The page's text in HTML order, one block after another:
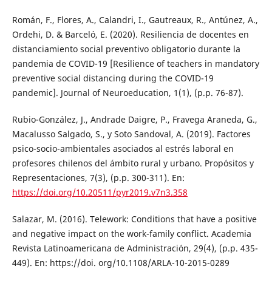
Román, F., Flores, A., Calandri, I., Gautreaux, R., Antúnez, A.,
Ordehi, D. & Barceló, E. (2020). Resiliencia de docentes en
distanciamiento social preventivo obligatorio durante la
pandemia de COVID-19 [Resilience of teachers in mandatory
preventive social distancing during the COVID-19
pandemic]. Journal of Neuroeducation, 1(1), (p.p. 76-87).
Rubio-González, J., Andrade Daigre, P., Fravega Araneda, G.,
Macalusso Salgado, S., y Soto Sandoval, A. (2019). Factores
psico-socio-ambientales asociados al estrés laboral en
profesores chilenos del ámbito rural y urbano. Propósitos y
Representaciones, 7(3), (p.p. 300-311). En:
https://doi.org/10.20511/pyr2019.v7n3.358
Salazar, M. (2016). Telework: Conditions that have a positive
and negative impact on the work-family conflict. Academia
Revista Latinoamericana de Administración, 29(4), (p.p. 435-
449). En: https://doi. org/10.1108/ARLA-10-2015-0289